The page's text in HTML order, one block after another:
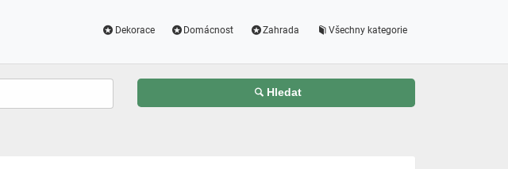
Dekorace Domácnost Zahrada Všechny kategorie
Hledat